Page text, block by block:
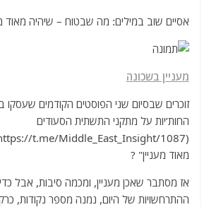
אסיים שוב במילים: מה שבטוח – שיהיה מאוד
מעניין בשכונה
זוכרים שבסיום שני הפוסטים הקודמים שעסקו
החות’יות על מתקני התשתית הסעודים
מאוד מעניין" ?
אז מסתבר שאכן מעניין, ומכמה סיבות, אבל
ההתרחשויות של היום, נמנה מספר נקודות,